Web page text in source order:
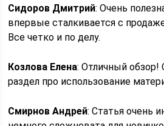
Сидоров Дмитрий: Очень
впервые сталкивается с
Все четко и по делу.
Козлова Елена: Отличный обзор!
раздел про использование
Смирнов Андрей: Статья очень